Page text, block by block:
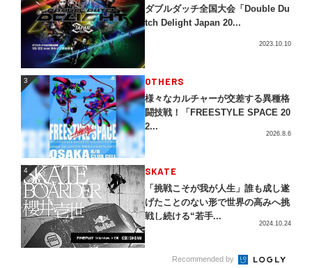
ダブルダッチ全国大会「Double Du
tch Delight Japan 20...
2023.10.10
3 OTHERS
様々なカルチャーが交差する異種格
闘技戦！「FREESTYLE SPACE 20
2...
2026.8.6
4 SKATE
「挑戦こそが我が人生」誰も成し遂
げたことのない形で世界の高みへ挑
戦し続ける“若手...
2024.10.24
OTHERSRecommended by